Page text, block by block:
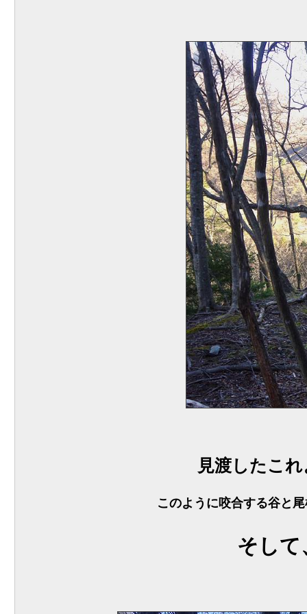
見渡したこ
このように咬合する谷と
そし